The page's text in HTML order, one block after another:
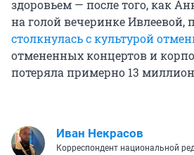
здоровьем — после того, как
на голой вечеринке Ивлеевой,
столкнулась с культурой
отмененных концертов и
потеряла примерно 13
Иван Некрасов
Корреспондент национальной